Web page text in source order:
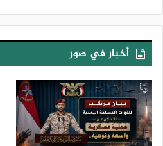
أخبار في صور